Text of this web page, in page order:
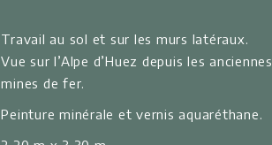
Travail au sol et sur les murs latéraux.
Vue sur l’Alpe d’Huez depuis les anciennes
mines de fer.
Peinture minérale et vernis aquaréthane.